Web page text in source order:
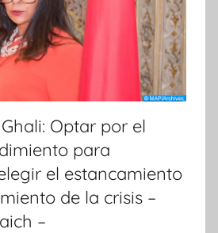
Optar por el
para
el estancamiento
de la crisis –
–